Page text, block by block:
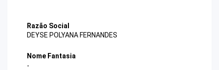
Razão Social
DEYSE POLYANA FERNANDES
Nome Fantasia
-